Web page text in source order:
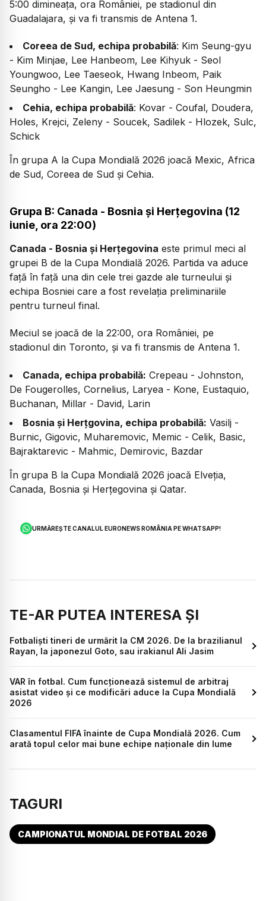
5:00 dimineața, ora României, pe stadionul din
Guadalajara, și va fi transmis de Antena 1.
Coreea de Sud, echipa probabilă: Kim Seung-gyu
- Kim Minjae, Lee Hanbeom, Lee Kihyuk - Seol
Youngwoo, Lee Taeseok, Hwang Inbeom, Paik
Seungho - Lee Kangin, Lee Jaesung - Son Heungmin
Cehia, echipa probabilă: Kovar - Coufal, Doudera,
Holes, Krejci, Zeleny - Soucek, Sadilek - Hlozek, Sulc,
Schick
În grupa A la Cupa Mondială 2026 joacă Mexic, Africa
de Sud, Coreea de Sud și Cehia.
Grupa B: Canada - Bosnia și Herțegovina (12
iunie, ora 22:00)
Canada - Bosnia și Herțegovina este primul meci al
grupei B de la Cupa Mondială 2026. Partida va aduce
față în față una din cele trei gazde ale turneului și
echipa Bosniei care a fost revelația preliminariile
pentru turneul final.
Meciul se joacă de la 22:00, ora României, pe
stadionul din Toronto, și va fi transmis de Antena 1.
Canada, echipa probabilă: Crepeau - Johnston,
De Fougerolles, Cornelius, Laryea - Kone, Eustaquio,
Buchanan, Millar - David, Larin
Bosnia și Herțgovina, echipa probabilă: Vasilj -
Burnic, Gigovic, Muharemovic, Memic - Celik, Basic,
Bajraktarevic - Mahmic, Demirovic, Bazdar
În grupa B la Cupa Mondială 2026 joacă Elveția,
Canada, Bosnia și Herțegovina și Qatar.
URMĂREȘTE CANALUL EURONEWS ROMÂNIA PE WHATSAPP!
TE-AR PUTEA INTERESA ȘI
Fotbaliști tineri de urmărit la CM 2026. De la brazilianul
Rayan, la japonezul Goto, sau irakianul Ali Jasim
VAR în fotbal. Cum funcționează sistemul de arbitraj
asistat video și ce modificări aduce la Cupa Mondială
2026
Clasamentul FIFA înainte de Cupa Mondială 2026. Cum
arată topul celor mai bune echipe naționale din lume
TAGURI
CAMPIONATUL MONDIAL DE FOTBAL 2026